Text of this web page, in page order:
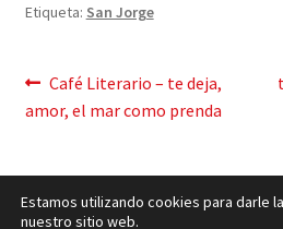
Etiqueta: San Jorge
Mensaje
de
navegación
Publicación
anterior:
Café Literario – te deja,
amor, el mar como prenda
Estamos utilizando cookies para darle
nuestro sitio web.